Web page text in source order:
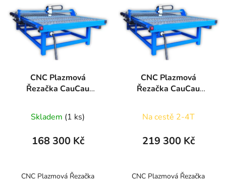
CNC Plazmová
Řezačka CauCau
Skladem (1 ks)
168 300 Kč
CNC Plazmová Řezačka
CNC Plazmová
Řezačka CauCau
(1500x3000mm)
Na cestě 2-4T
219 300 Kč
CNC Plazmová Řezačka